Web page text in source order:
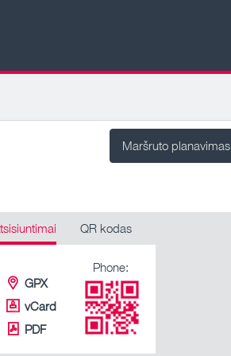
Maršruto planavimas
QR kodas
GPX
vCard
PDF
Phone: